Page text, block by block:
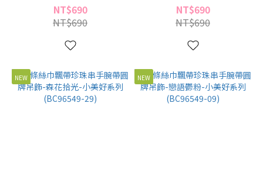
系列(BC96549-49)
NT$690
NT$690
系列(BC96549-39)
NT$690
NT$690
NEW NEW